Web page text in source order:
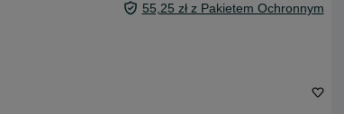
55,25 zł z Pakietem Ochronnym